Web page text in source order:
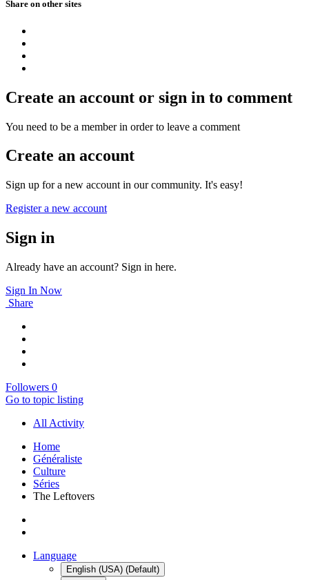
Share on other sites
Create an account or sign in to comment
You need to be a member in order to leave a comment
Create an account
Sign up for a new account in our community. It's easy!
Register a new account
Sign in
Already have an account? Sign in here.
Sign In Now
Share
Followers 0
Go to topic listing
All Activity
Home
Généraliste
Culture
Séries
The Leftovers
Language
English (USA) (Default)